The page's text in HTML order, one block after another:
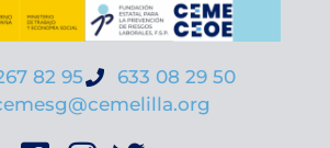
82 95
633 08 29 50